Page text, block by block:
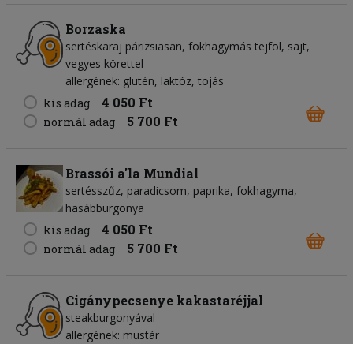
Borzaska
sertéskaraj párizsiasan, fokhagymás tejföl, sajt,
vegyes körettel
allergének: glutén, laktóz, tojás
kis adag
4 050 Ft
normál adag 5 700 Ft
Brassói a'la Mundial
sertésszűz, paradicsom, paprika, fokhagyma,
hasábburgonya
kis adag
4 050 Ft
normál adag 5 700 Ft
Cigánypecsenye kakastaréjjal
steakburgonyával
allergének: mustár